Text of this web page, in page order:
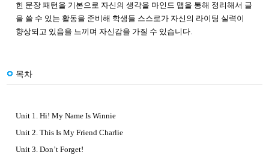
힌 문장 패턴을 기본으로 자신의 생각을 마인드 맵을 통해 정리해서 글
을 쓸 수 있는 활동을 준비해 학생들 스스로가 자신의 라이팅 실력이
향상되고 있음을 느끼며 자신감을 가질 수 있습니다.
목차
Unit 1. Hi! My Name Is Winnie
Unit 2. This Is My Friend Charlie
Unit 3. Don’t Forget!